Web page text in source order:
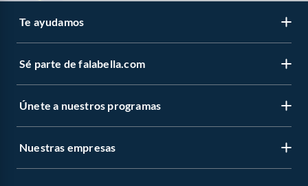
Te ayudamos
Sé parte de falabella.com
Únete a nuestros programas
Nuestras empresas